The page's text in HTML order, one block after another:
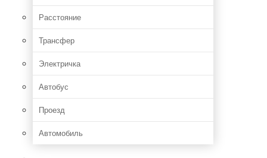
Расстояние
Трансфер
Электричка
Автобус
Проезд
Автомобиль